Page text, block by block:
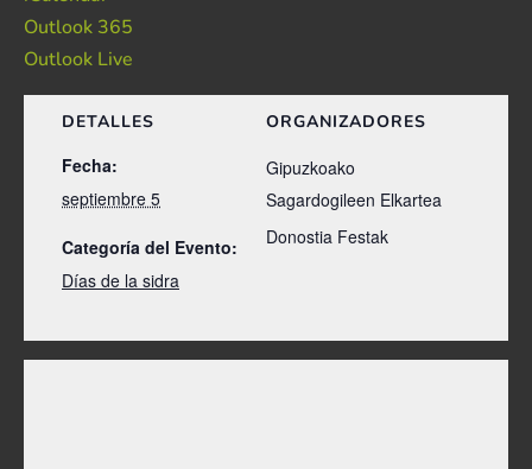
Outlook 365
Outlook Live
DETALLES
Fecha:
septiembre 5
Categoría del Evento:
Días de la sidra
ORGANIZADORES
Gipuzkoako
Sagardogileen Elkartea
Donostia Festak